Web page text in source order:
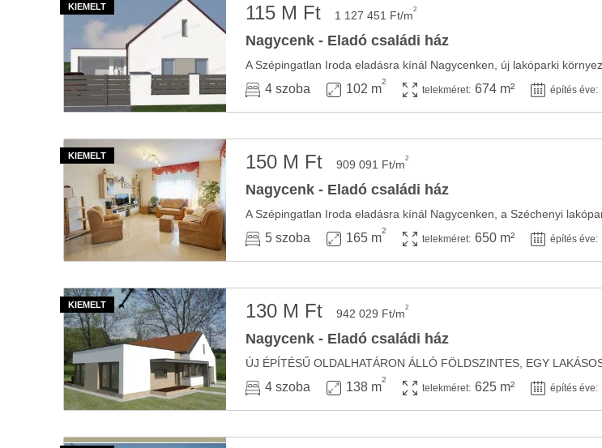
115 M Ft 1 127 451 Ft/m2
Nagycenk - Eladó családi ház
4 szoba 102 m
2
telekméret: 674 m² építés éve:
150 M Ft 909 091 Ft/m2
Nagycenk - Eladó családi ház
5 szoba 165 m
2
telekméret: 650 m² építés éve:
130 M Ft 942 029 Ft/m2
Nagycenk - Eladó családi ház
4 szoba 138 m
2
telekméret: 625 m² építés éve: